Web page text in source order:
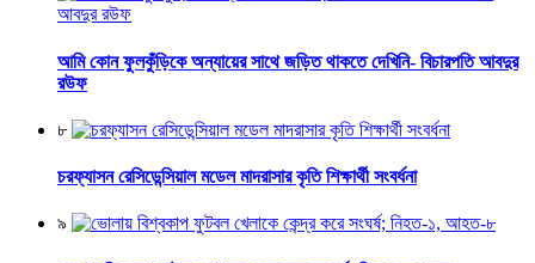
আমি কোন ফুলকুঁড়িকে অন্যায়ের সাথে জড়িত থাকতে দেখিনি- বিচারপতি আবদুর
রউফ
৮
চরফ্যাসন রেসিডেন্সিয়াল মডেল মাদরাসার কৃতি শিক্ষার্থী সংবর্ধনা
৯